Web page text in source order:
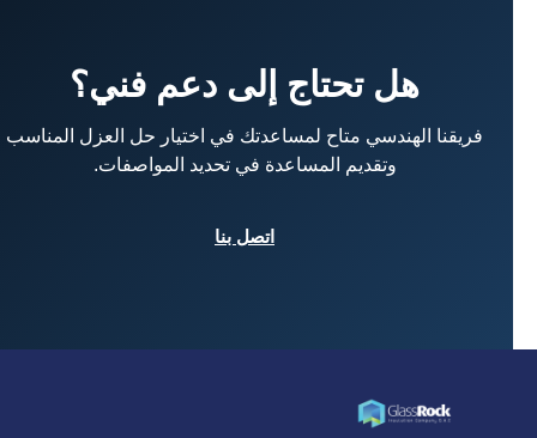
هل تحتاج إلى دعم فني؟
فريقنا الهندسي متاح لمساعدتك في اختيار حل العزل المناسب
وتقديم المساعدة في تحديد المواصفات.
اتصل بنا